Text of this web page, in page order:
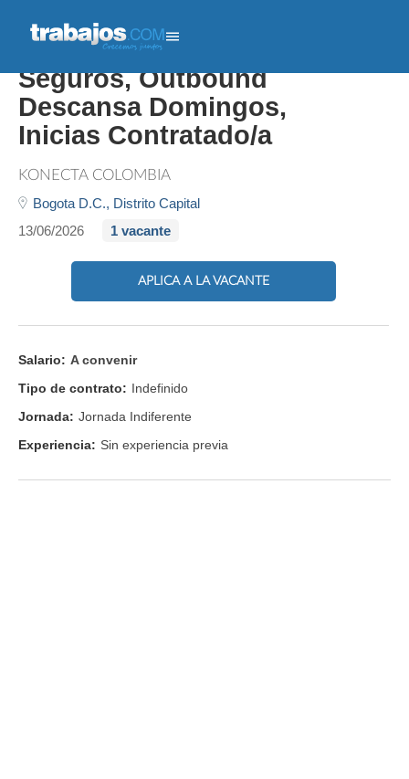
237410 Asesor(a) Comercial
Seguros, Outbound
Descansa Domingos,
Inicias Contratado/a
KONECTA COLOMBIA
Bogota D.C., Distrito Capital
13/06/2026
1 vacante
APLICA A LA VACANTE
Salario: A convenir
Tipo de contrato: Indefinido
Jornada: Jornada Indiferente
Experiencia: Sin experiencia previa